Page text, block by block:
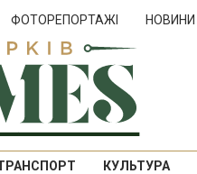
ФОТОРЕПОРТАЖІ
КУЛЬТУРА